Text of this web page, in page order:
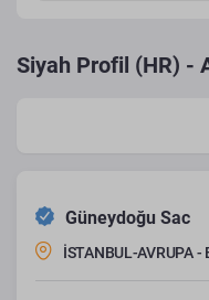
Siyah Profil (HR) -
Güneydoğu Sac
İSTANBUL-AVRUPA -